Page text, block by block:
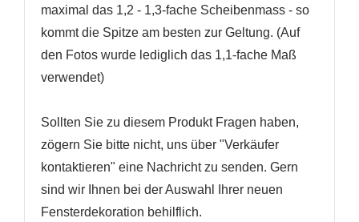
maximal das 1,2 - 1,3-fache Scheibenmass - so
kommt die Spitze am besten zur Geltung. (Auf
den Fotos wurde lediglich das 1,1-fache Maß
verwendet)
Sollten Sie zu diesem Produkt Fragen haben,
zögern Sie bitte nicht, uns über "Verkäufer
kontaktieren" eine Nachricht zu senden. Gern
sind wir Ihnen bei der Auswahl Ihrer neuen
Fensterdekoration behilflich.